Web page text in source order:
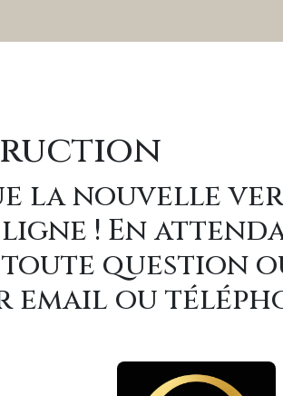
la nouvelle
! En
question
email ou